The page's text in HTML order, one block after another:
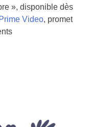
», disponible dès
Video, promet